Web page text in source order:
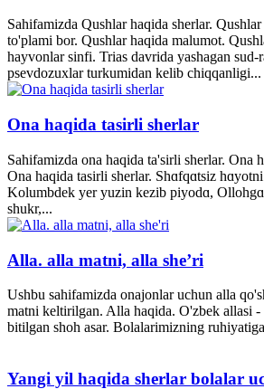
Sahifamizda Qushlar haqida sherlar.
to'plami bor. Qushlar haqida malumot.
hayvonlar sinfi. Trias davrida yashagan
psevdozuxlar turkumidan kelib chiqqanligi...
Ona haqida tasirli sherlar
Sahifamizda ona haqida ta'sirli sherlar. Ona
Ona haqida tasirli sherlar. Shɑfqɑtsiz
Kolumbdek yer yuzin kezib piyodɑ,
shukr,...
Alla. alla matni, alla she’ri
Ushbu sahifamizda onajonlar uchun alla
matni keltirilgan. Alla haqida. O'zbek allasi
bitilgan shoh asar. Bolalarimizning
Yangi yil haqida sherlar bolalar